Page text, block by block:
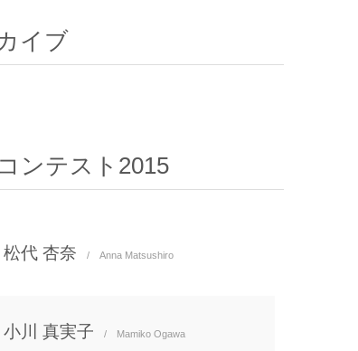
イブ
ンテスト2015
松代 杏奈 / Anna Matsushiro
小川 真実子 / Mamiko Ogawa